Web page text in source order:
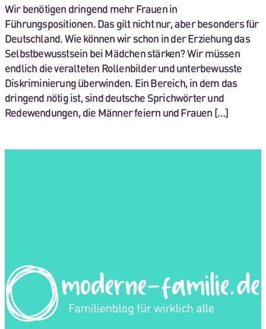
Wir benötigen dringend mehr Frauen in
Führungspositionen. Das gilt nicht nur, aber besonders für
Deutschland. Wie können wir schon in der Erziehung das
Selbstbewusstsein bei Mädchen stärken? Wir müssen
endlich die veralteten Rollenbilder und unterbewusste
Diskriminierung überwinden. Ein Bereich, in dem das
dringend nötig ist, sind deutsche Sprichwörter und
Redewendungen, die Männer feiern und Frauen […]